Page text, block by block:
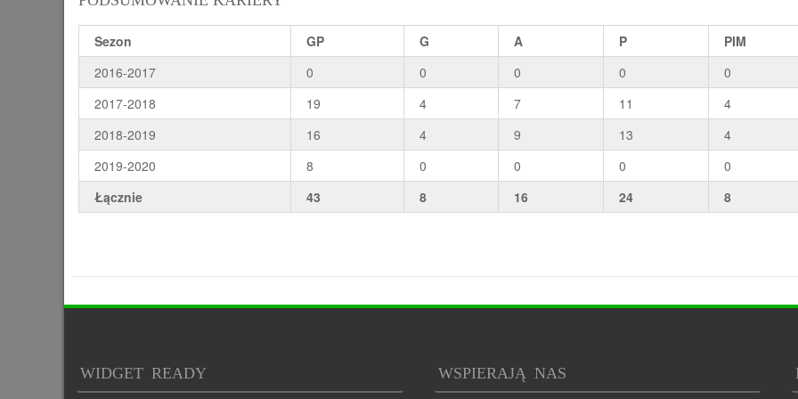
Sezon GP G A P
PIM
2016-2017
0 0 0 0
0
2017-2018
19 4 7 11
4
2018-2019
16 4 9 13
4
2019-2020
8 0 0 0
0
Łącznie
43 8 16 24 8
WIDGET READY WSPIERAJĄ NAS